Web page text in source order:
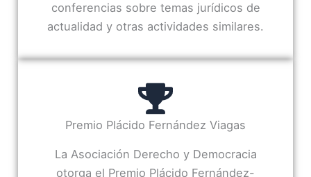
conferencias sobre temas jurídicos de
actualidad y otras actividades similares.
Premio Plácido Fernández Viagas
La Asociación Derecho y Democracia
otorga el Premio Plácido Fernández-